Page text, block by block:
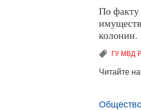
По факту
колонии.
ГУ МВД
Читайте